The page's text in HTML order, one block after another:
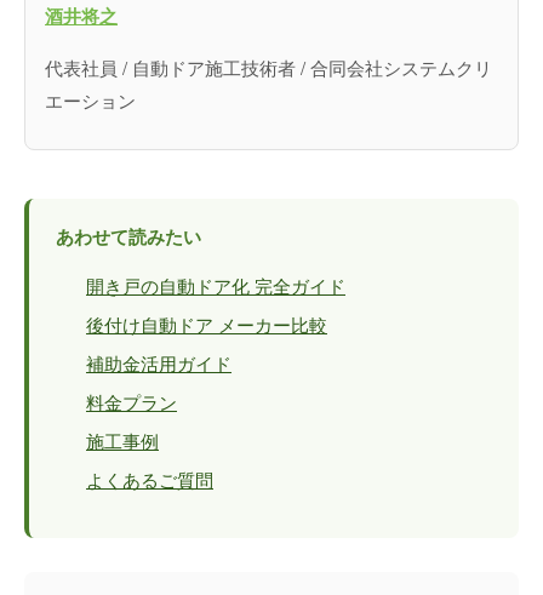
酒井将之
代表社員 / 自動ドア施工技術者 / 合同会社システムクリ
エーション
あわせて読みたい
開き戸の自動ドア化 完全ガイド
後付け自動ドア メーカー比較
補助金活用ガイド
料金プラン
施工事例
よくあるご質問